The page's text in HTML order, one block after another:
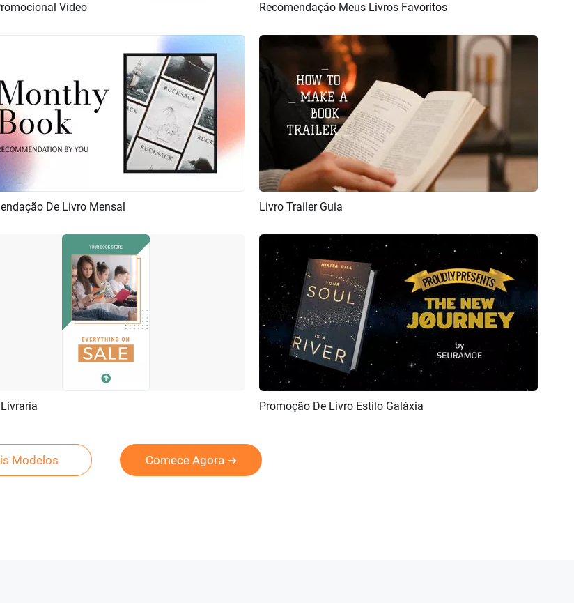
Pré-visualizar
Vídeo Pré-visualizar Criar IA
Recomendação Meus Livros Favoritos
Pré-visualizar
De Livro Mensal Pré-visualizar
Livro Trailer Guia
Pré-visualizar
Promoção De Livro Estilo Galáxia
Modelos Comece Agora